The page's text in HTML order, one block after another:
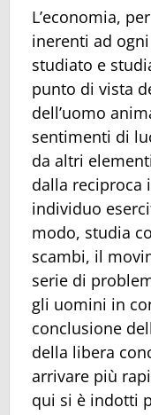
L’economia,
inerenti ad
studiato e
punto di vista
dell’uomo
sentimenti di
da altri
dalla reciproca
individuo
modo, studia
scambi, il
serie di
gli uomini in
conclusione
della libera
arrivare più
qui si è indotti